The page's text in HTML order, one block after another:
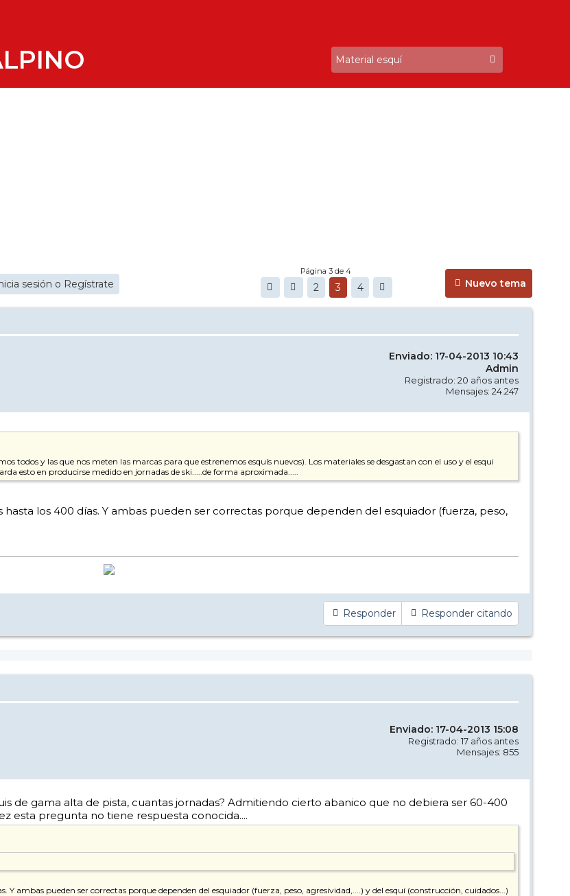
Nuevo tema
sesión o Regístrate
Página 3 de 4
2 3 4
Enviado: 17-04-2013 10:43
Admin
Registrado: 20 años antes
Mensajes: 24.247
todos y las que nos meten las marcas para que estrenemos esquís nuevos). Los materiales se desgastan con el uso y el esqui
esto en producirse medido en jornadas de ski.....de forma aproximada.....
hasta los 400 días. Y ambas pueden ser correctas porque dependen del esquiador (fuerza, peso,
Responder Responder citando
Enviado: 17-04-2013 15:08
Registrado: 17 años antes
Mensajes: 855
de gama alta de pista, cuantas jornadas? Admitiendo cierto abanico que no debiera ser 60-400
esta pregunta no tiene respuesta conocida....
Y ambas pueden ser correctas porque dependen del esquiador (fuerza, peso, agresividad,....) y del esquí (construcción, cuidados...)